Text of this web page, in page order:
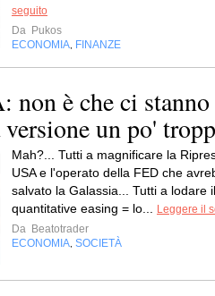
seguito
Da Pukos
ECONOMIA FINANZE
non è che ci stanno
un po'
Mah?... Tutti a magnificare la
USA e l'operato della FED che
salvato la Galassia... Tutti a lodare il
quantitative easing = lo...
Leggere il
Da Beatotrader
ECONOMIA SOCIETÀ